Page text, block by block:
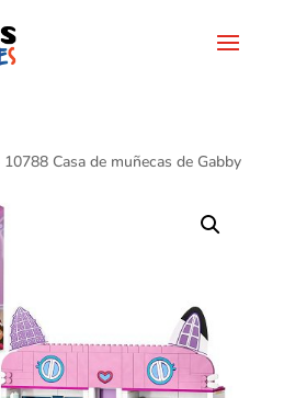
Casa de muñecas de Gabby